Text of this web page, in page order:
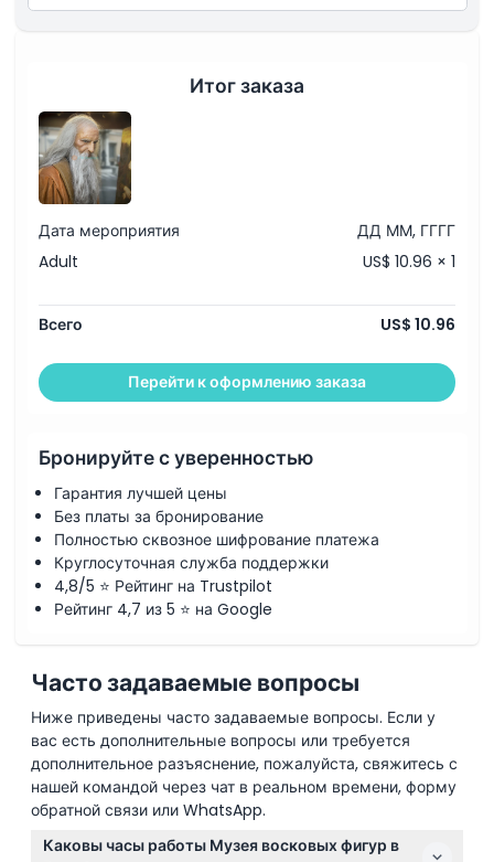
Итог заказа
Дата мероприятия
ДД ММ, ГГГГ
Adult
US$ 10.96 × 1
Всего US$ 10.96
Перейти к оформлению заказа
Бронируйте с уверенностью
Гарантия лучшей цены
Без платы за бронирование
Полностью сквозное шифрование платежа
Круглосуточная служба поддержки
4,8/5 ⭐ Рейтинг на Trustpilot
Рейтинг 4,7 из 5 ⭐ на Google
Часто задаваемые вопросы
Ниже приведены часто задаваемые вопросы. Если у
вас есть дополнительные вопросы или требуется
дополнительное разъяснение, пожалуйста, свяжитесь с
нашей командой через чат в реальном времени, форму
обратной связи или WhatsApp.
Каковы часы работы Музея восковых фигур в